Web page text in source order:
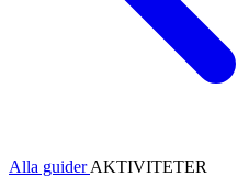
Alla guiderAKTIVITETER